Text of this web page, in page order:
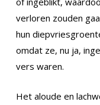
verloren zouden
hun
omdat ze, nu ja,
vers waren.
Het aloude en